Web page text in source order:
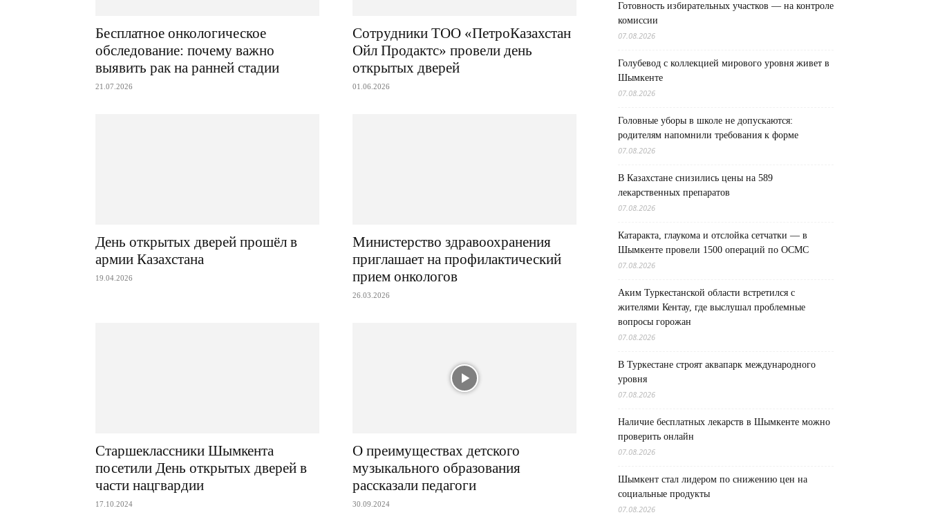
Бесплатное онкологическое
обследование: почему важно
выявить рак на ранней стадии
21.07.2026
Сотрудники ТОО «ПетроКазахстан
Ойл Продактс» провели день
открытых дверей
01.06.2026
День открытых дверей прошёл в
армии Казахстана
19.04.2026
Министерство здравоохранения
приглашает на профилактический
прием онкологов
26.03.2026
Старшеклассники Шымкента
посетили День открытых дверей в
части нацгвардии
17.10.2024
О преимуществах детского
музыкального образования
рассказали педагоги
30.09.2024
Готовность избирательных участков — на контроле
комиссии
07.08.2026
Голубевод с коллекцией мирового уровня живет в
Шымкенте
07.08.2026
Головные уборы в школе не допускаются:
родителям напомнили требования к форме
07.08.2026
В Казахстане снизились цены на 589
лекарственных препаратов
07.08.2026
Катаракта, глаукома и отслойка сетчатки — в
Шымкенте провели 1500 операций по ОСМС
07.08.2026
Аким Туркестанской области встретился с
жителями Кентау, где выслушал проблемные
вопросы горожан
07.08.2026
В Туркестане строят аквапарк международного
уровня
07.08.2026
Наличие бесплатных лекарств в Шымкенте можно
проверить онлайн
07.08.2026
Шымкент стал лидером по снижению цен на
социальные продукты
07.08.2026